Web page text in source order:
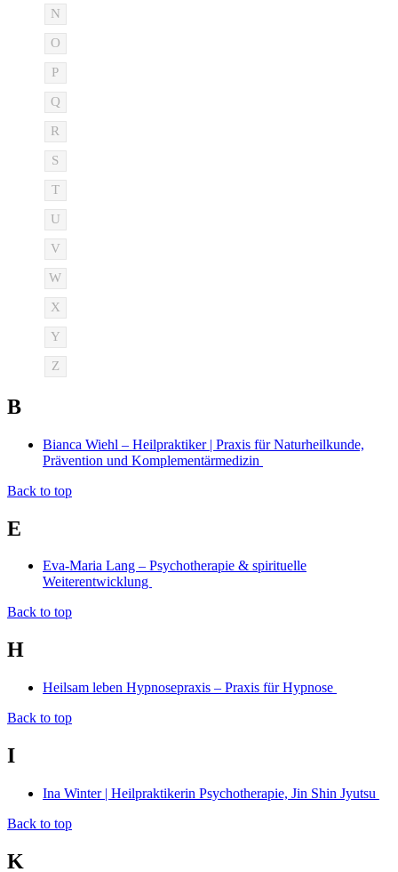
N
O
P
Q
R
S
T
U
V
W
X
Y
Z
B
Bianca Wiehl – Heilpraktiker | Praxis für Naturheilkunde,
Prävention und Komplementärmedizin
Back to top
E
Eva-Maria Lang – Psychotherapie & spirituelle
Weiterentwicklung
Back to top
H
Heilsam leben Hypnosepraxis – Praxis für Hypnose
Back to top
I
Ina Winter | Heilpraktikerin Psychotherapie, Jin Shin Jyutsu
Back to top
K